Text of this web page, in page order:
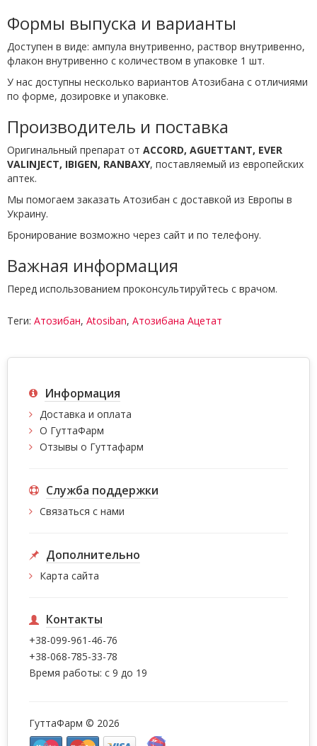
Формы выпуска и варианты
Доступен в виде: ампула внутривенно, раствор внутривенно,
флакон внутривенно с количеством в упаковке 1 шт.
У нас доступны несколько вариантов Атозибана с отличиями
по форме, дозировке и упаковке.
Производитель и поставка
Оригинальный препарат от ACCORD, AGUETTANT, EVER
VALINJECT, IBIGEN, RANBAXY, поставляемый из европейских
аптек.
Мы помогаем заказать Атозибан с доставкой из Европы в
Украину.
Бронирование возможно через сайт и по телефону.
Важная информация
Перед использованием проконсультируйтесь с врачом.
Теги: Атозибан, Atosiban, Атозибана Ацетат
Информация
Доставка и оплата
О ГуттаФарм
Отзывы о Гуттафарм
Служба поддержки
Связаться с нами
Дополнительно
Карта сайта
Контакты
+38-099-961-46-76
+38-068-785-33-78
Время работы: с 9 до 19
ГуттаФарм © 2026